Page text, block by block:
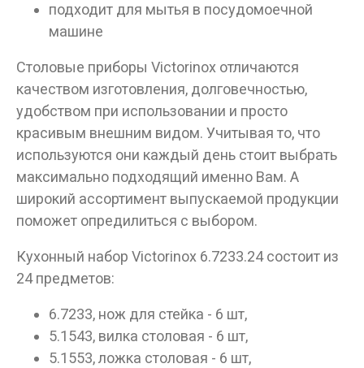
подходит для мытья в посудомоечной
машине
Столовые приборы Victorinox отличаются
качеством изготовления, долговечностью,
удобством при использовании и просто
красивым внешним видом. Учитывая то, что
используются они каждый день стоит выбрать
максимально подходящий именно Вам. А
широкий ассортимент выпускаемой продукции
поможет опредилиться с выбором.
Кухонный набор Victorinox 6.7233.24 состоит из
24 предметов:
6.7233, нож для стейка - 6 шт,
5.1543, вилка столовая - 6 шт,
5.1553, ложка столовая - 6 шт,